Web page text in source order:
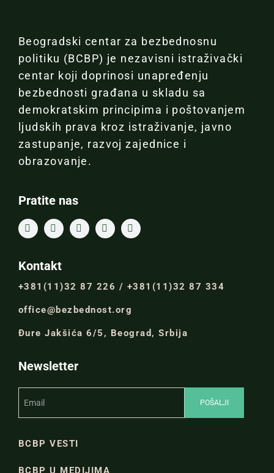
Beogradski centar za bezbednosnu
politiku (BCBP) je nezavisni istraživački
centar koji doprinosi unapređenju
bezbednosti građana u skladu sa
demokratskim principima i poštovanjem
ljudskih prava kroz istraživanje, javno
zastupanje, razvoj zajednice i
obrazovanje.
Pratite nas
Kontakt
+381(11)32 87 226 / +381(11)32 87 334
office@bezbednost.org
Đure Jakšića 6/5, Beograd, Srbija
Newsletter
BCBP VESTI
BCBP U MEDIJIMA